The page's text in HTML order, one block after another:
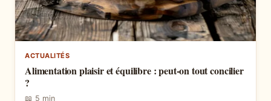
ACTUALITÉS
Alimentation plaisir et équilibre : peut-on tout concilier
?
📖 5 min